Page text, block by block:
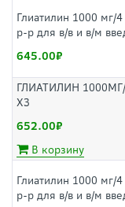
Глиатилин 1000
р-р для в/в и в/м
645.00
ГЛИАТИЛИН
Х3
652.00
В корзину
Глиатилин 1000
р-р для в/в и в/м